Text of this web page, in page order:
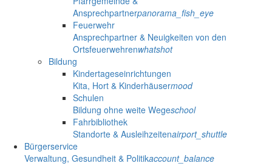
Ansprechpartnerpanorama_fish_eye
Feuerwehr
Ansprechpartner & Neuigkeiten von den
Ortsfeuerwehrenwhatshot
Bildung
Kindertageseinrichtungen
Kita, Hort & Kinderhäusermood
Schulen
Bildung ohne weite Wegeschool
Fahrbibliothek
Standorte & Ausleihzeitenairport_shuttle
Bürgerservice
Verwaltung, Gesundheit & Politikaccount_balance